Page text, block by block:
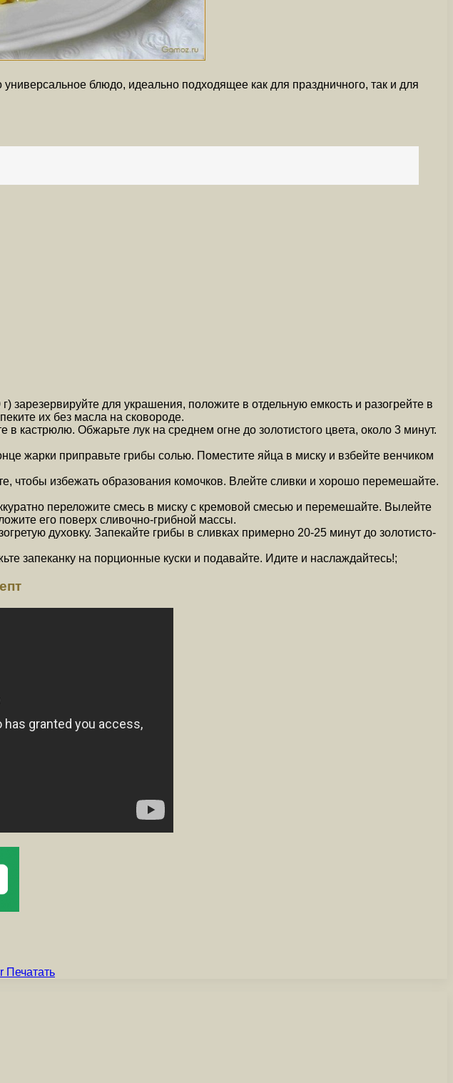
блюдо, идеально подходящее как для праздничного, так и для
для украшения, положите в отдельную емкость и разогрейте в
их без масла на сковороде.
в кастрюлю. Обжарьте лук на среднем огне до золотистого цвета, около 3 минут.
жарки приправьте грибы солью. Поместите яйца в миску и взбейте венчиком
чтобы избежать образования комочков. Влейте сливки и хорошо перемешайте.
переложите смесь в миску с кремовой смесью и перемешайте. Вылейте
его поверх сливочно-грибной массы.
духовку. Запекайте грибы в сливках примерно 20-25 минут до золотисто-
запеканку на порционные куски и подавайте. Идите и наслаждайтесь!;
Печатать